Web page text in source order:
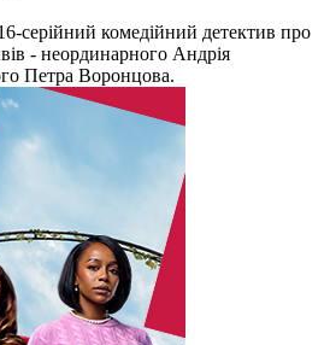
серійний комедійний детектив про
- неординарного Андрія
Петра Воронцова.